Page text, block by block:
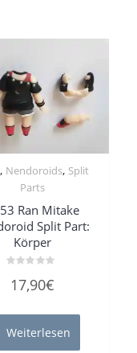
, Nendoroids, Split
Parts
Ran Mitake
Split Part:
Körper
mit
5
17,90€
Weiterlesen